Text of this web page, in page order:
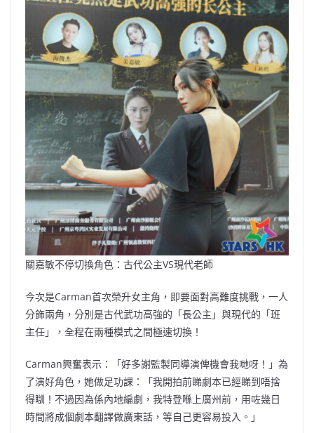
關嘉敏不停切換角色：古代公主VS現代老師
今次是Carman首次榮升女主角，即要面對高難度挑戰，一人
分飾兩角，分別是古代武功高強的「長公主」與現代的「班
主任」，全程在兩種模式之間極速切換！
Carman興奮表示：「好多謝監製同導演俾機會我哋呀！」為
了演好角色，她做足功課：「我開拍前睇劇本已經睇到唔捨
得瞓！不過因為係內地編劇，我特登喺上廣州前，用咗幾日
時間將成個劇本翻譯做廣東話，等自己更容易投入。」